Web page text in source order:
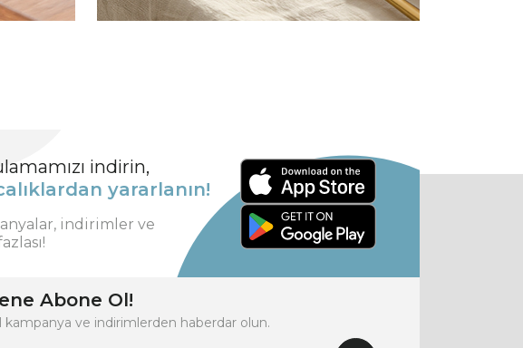
indirin,
yararlanın!
indirimler ve
Abone Ol!
kampanya ve indirimlerden haberdar olun.